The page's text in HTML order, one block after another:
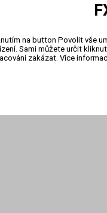
na button Povolit vše
Sami můžete určit
zakázat. Více